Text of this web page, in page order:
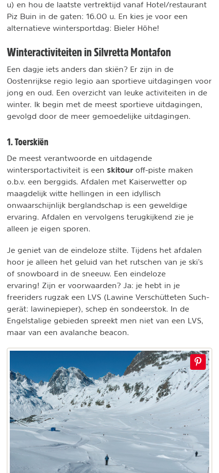
u) en hou de laatste vertrektijd vanaf Hotel/restaurant
Piz Buin in de gaten: 16.00 u. En kies je voor een
alternatieve wintersportdag: Bieler Höhe!
Winteractiviteiten in Silvretta Montafon
Een dagje iets anders dan skiën? Er zijn in de
Oostenrijkse regio legio aan sportieve uitdagingen voor
jong en oud. Een overzicht van leuke activiteiten in de
winter. Ik begin met de meest sportieve uitdagingen,
gevolgd door de meer gemoedelijke uitdagingen.
1. Toerskiën
De meest verantwoorde en uitdagende
wintersportactiviteit is een skitour off-piste maken
o.b.v. een berggids. Afdalen met Kaiserwetter op
maagdelijk witte hellingen in een idyllisch
onwaarschijnlijk berglandschap is een geweldige
ervaring. Afdalen en vervolgens terugkijkend zie je
alleen je eigen sporen.
Je geniet van de eindeloze stilte. Tijdens het afdalen
hoor je alleen het geluid van het rutschen van je ski’s
of snowboard in de sneeuw. Een eindeloze
ervaring! Zijn er voorwaarden? Ja: je hebt in je
freeriders rugzak een LVS (Lawine Verschütteten Such-
gerät: lawinepieper), schep én sondeerstok. In de
Engelstalige gebieden spreekt men niet van een LVS,
maar van een avalanche beacon.